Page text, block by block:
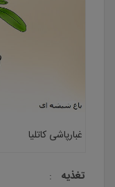
غبارپاشی کاتلیا
تغذیه :